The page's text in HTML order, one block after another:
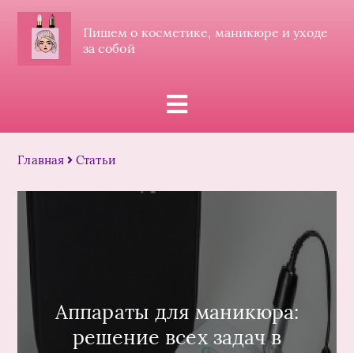
Пишем о косметике, маникюре и уходе
за собой
Главная Статьи
Аппараты для маникюра:
решение всех задач в